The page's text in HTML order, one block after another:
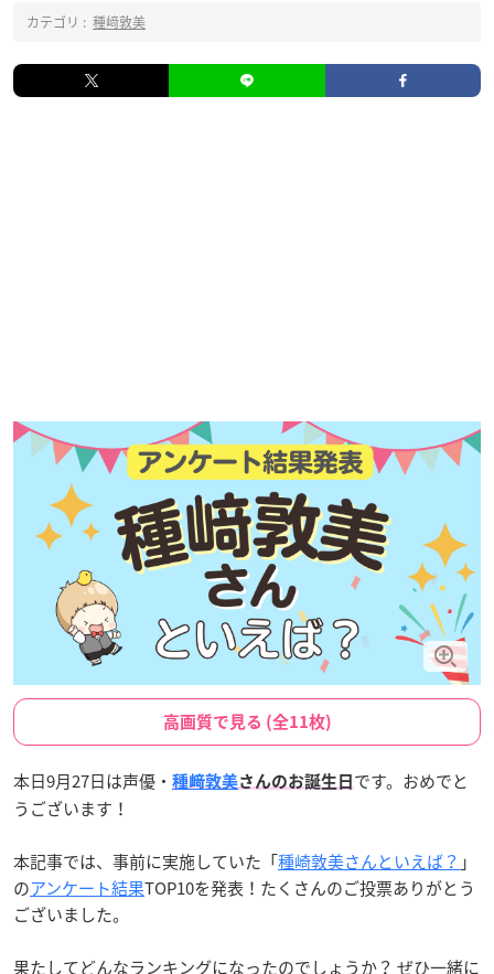
カテゴリ : 種﨑敦美
高画質で見る (全11枚)
本日9月27日は声優・ 種﨑敦美さんのお誕生日 です。おめでと
うございます！
本記事では、事前に実施していた「種崎敦美さんといえば？ 」
のアンケート結果TOP10を発表！たくさんのご投票ありがとう
ございました。
果たしてどんなランキングになったのでしょうか？ ぜひ一緒に